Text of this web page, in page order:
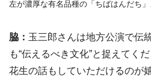
左が濃厚な有名品種の「ちばはんだち
脇： 玉三郎さんは地方公演で伝
も“伝えるべき文化”と捉えてく
花生の話もしていただけるのが